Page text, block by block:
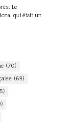
Le
qui était un
(70)
(69)